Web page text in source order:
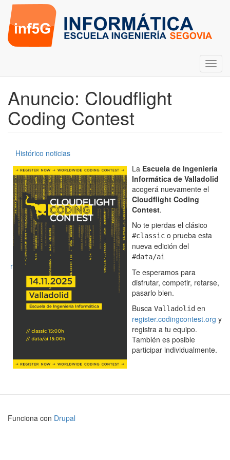
Pasar
contenido
principal
Anuncio: Cloudflight
Coding Contest
Novedades
Histórico noticias
r
La Escuela de Ingeniería
Informática de Valladolid
acogerá nuevamente el
Cloudflight Coding
Contest.
No te pierdas el clásico
#classic o prueba esta
nueva edición del
#data/ai
Te esperamos para
disfrutar, competir, retarse,
pasarlo bien.
Busca Valladolid en
register.codingcontest.org y
registra a tu equipo.
También es posible
participar individualmente.
Funciona con Drupal